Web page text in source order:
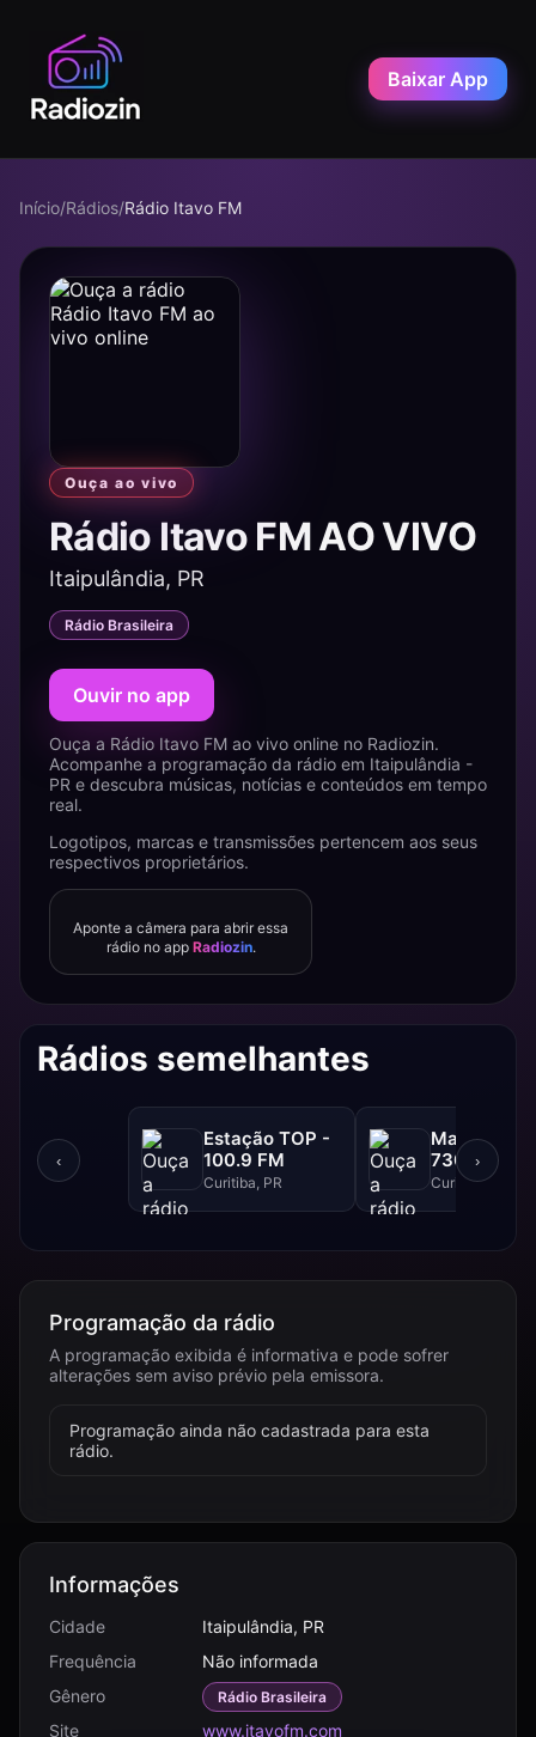
Baixar App
Início/Rádios/Rádio Itavo FM
Ouça ao vivo
Rádio Itavo FM AO VIVO
Itaipulândia, PR
Rádio Brasileira
Ouvir no app
Ouça a Rádio Itavo FM ao vivo online no Radiozin.
Acompanhe a programação da rádio em Itaipulândia -
PR e descubra músicas, notícias e conteúdos em tempo
real.
Logotipos, marcas e transmissões pertencem aos seus
respectivos proprietários.
Aponte a câmera para abrir essa
rádio no app Radiozin.
Rádios semelhantes
‹
Estação TOP -
100.9 FM
Curitiba, PR
Marumby
730 AM
Curitiba, PR
›
Programação da rádio
A programação exibida é informativa e pode sofrer
alterações sem aviso prévio pela emissora.
Programação ainda não cadastrada para esta
rádio.
Informações
Cidade
Itaipulândia, PR
Frequência
Não informada
Gênero
Rádio Brasileira
Site
www.itavofm.com